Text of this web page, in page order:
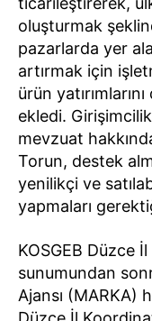
oluşturmak
pazarlarda yer
artırmak için
ürün
ekledi.
mevzuat
Torun, destek
yenilikçi ve
yapmaları
KOSGEB Düzce
sunumundan
Ajansı (MARKA)